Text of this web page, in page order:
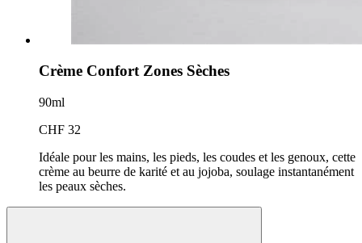
Crème Confort Zones Sèches
90ml
CHF 32
Idéale pour les mains, les pieds, les coudes et les genoux, cette
crème au beurre de karité et au jojoba, soulage instantanément
les peaux sèches.